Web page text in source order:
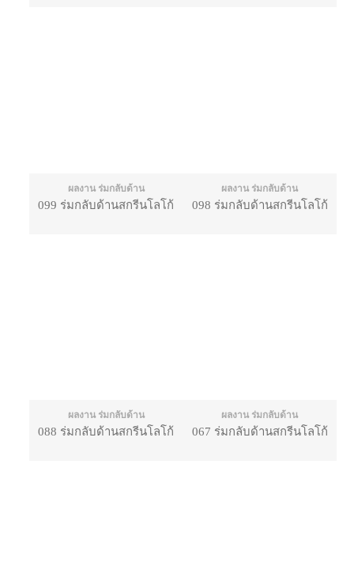
ผลงาน ร่มกลับด้าน
099 ร่มกลับด้านสกรีนโลโก้
ผลงาน ร่มกลับด้าน
098 ร่มกลับด้านสกรีนโลโก้
ผลงาน ร่มกลับด้าน
088 ร่มกลับด้านสกรีนโลโก้
ผลงาน ร่มกลับด้าน
067 ร่มกลับด้านสกรีนโลโก้